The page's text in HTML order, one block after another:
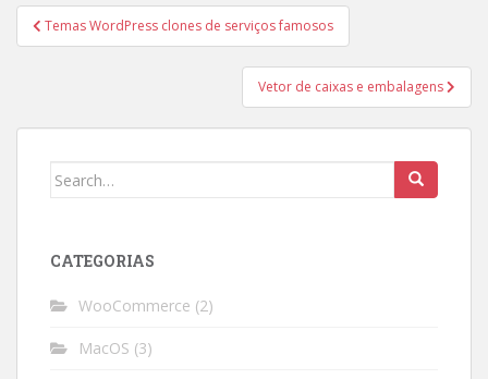
Post
navigation
Temas WordPress clones de serviços famosos
Vetor de caixas e embalagens
Search
CATEGORIAS
WooCommerce (2)
MacOS (3)